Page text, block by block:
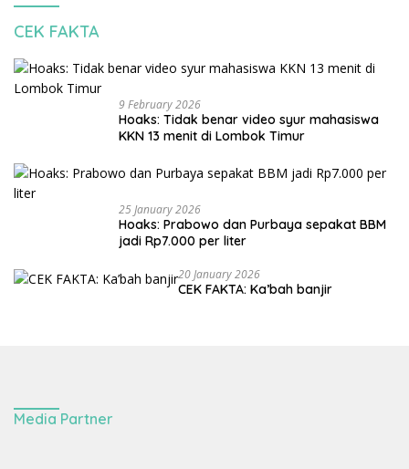
CEK FAKTA
9 February 2026
Hoaks: Tidak benar video syur mahasiswa
KKN 13 menit di Lombok Timur
25 January 2026
Hoaks: Prabowo dan Purbaya sepakat BBM
jadi Rp7.000 per liter
20 January 2026
CEK FAKTA: Ka’bah banjir
Media Partner